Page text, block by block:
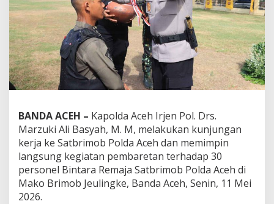
BANDA ACEH – Kapolda Aceh Irjen Pol. Drs.
Marzuki Ali Basyah, M. M, melakukan kunjungan
kerja ke Satbrimob Polda Aceh dan memimpin
langsung kegiatan pembaretan terhadap 30
personel Bintara Remaja Satbrimob Polda Aceh di
Mako Brimob Jeulingke, Banda Aceh, Senin, 11 Mei
2026.